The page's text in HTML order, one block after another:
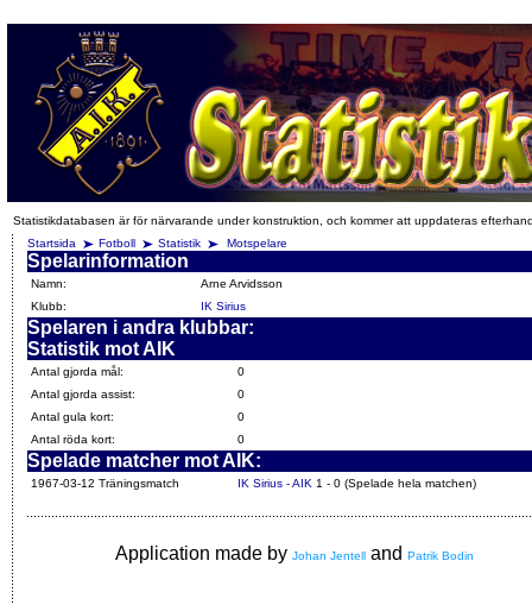
Statistikdatabasen är för närvarande under konstruktion, och kommer att uppdateras
Startsida
Fotboll Statistik Motspelare
Spelarinformation
Namn:
Arne Arvidsson
Klubb:
IK Sirius
Spelaren i andra klubbar:
Statistik mot AIK
Antal gjorda mål:
0
Antal gjorda assist:
0
Antal gula kort:
0
Antal röda kort:
0
Spelade matcher mot AIK:
1967-03-12 Träningsmatch IK Sirius - AIK 1 - 0 (Spelade hela matchen)
Application made by Johan Jentell and Patrik Bodin